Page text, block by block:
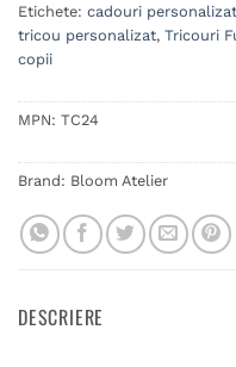
Etichete: cadouri
tricou personalizat, Tricouri
copii
MPN: TC24
Brand: Bloom Atelier
DESCRIERE